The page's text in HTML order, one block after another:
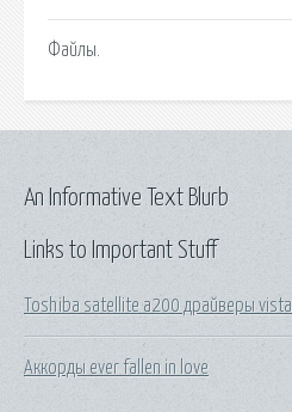
Файлы.
Links to Important Stuff
Toshiba satellite a200 драйверы vista
Аккорды ever fallen in love
An Informative Text Blurb